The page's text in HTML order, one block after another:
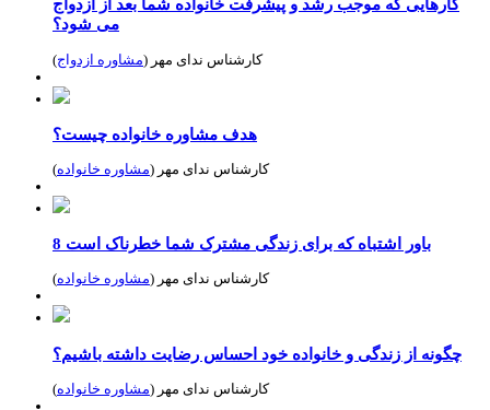
کارهایی که موجب رشد و پیشرفت خانواده شما بعد از ازدواج
می شود؟
کارشناس ندای مهر (مشاوره ازدواج)
هدف مشاوره خانواده چیست؟
کارشناس ندای مهر (مشاوره خانواده)
8 باور اشتباه که برای زندگی مشترک شما خطرناک است
کارشناس ندای مهر (مشاوره خانواده)
چگونه از زندگی و خانواده خود احساس رضایت داشته باشیم؟
کارشناس ندای مهر (مشاوره خانواده)